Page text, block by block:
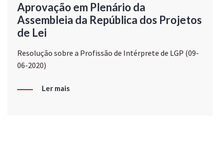
Aprovação em Plenário da
Assembleia da República dos Projetos
de Lei
Resolução sobre a Profissão de Intérprete de LGP (09-
06-2020)
Ler mais